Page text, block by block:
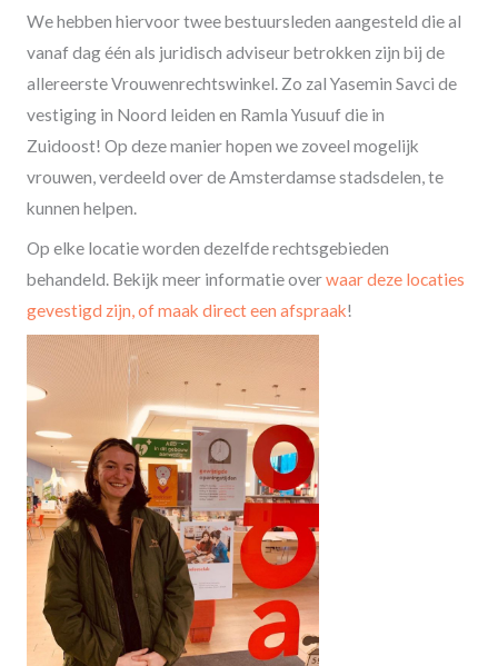
We hebben hiervoor twee bestuursleden aangesteld die al
vanaf dag één als juridisch adviseur betrokken zijn bij de
allereerste Vrouwenrechtswinkel. Zo zal Yasemin Savci de
vestiging in Noord leiden en Ramla Yusuuf die in
Zuidoost! Op deze manier hopen we zoveel mogelijk
vrouwen, verdeeld over de Amsterdamse stadsdelen, te
kunnen helpen.
Op elke locatie worden dezelfde rechtsgebieden
behandeld. Bekijk meer informatie overwaar deze locaties
gevestigd zijn, of maak direct een afspraak!